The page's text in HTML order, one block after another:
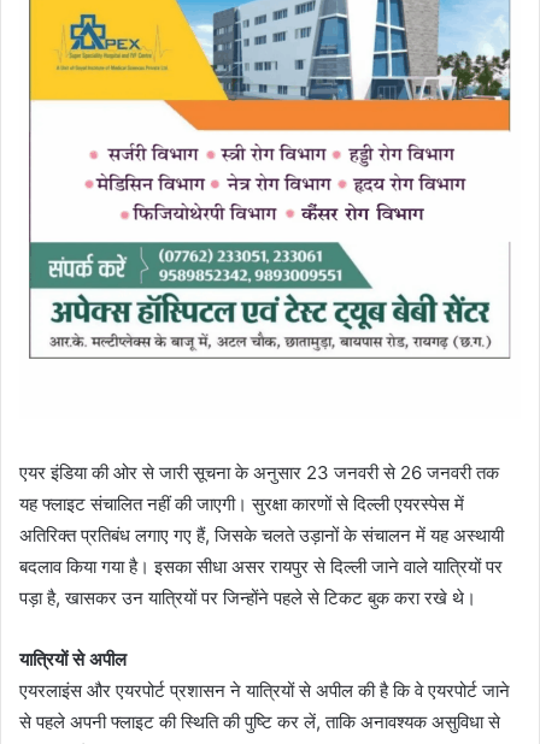
एयर इंडिया की ओर से जारी सूचना के अनुसार 23 जनवरी से 26 जनवरी तक
यह फ्लाइट संचालित नहीं की जाएगी। सुरक्षा कारणों से दिल्ली एयरस्पेस में
अतिरिक्त प्रतिबंध लगाए गए हैं, जिसके चलते उड़ानों के संचालन में यह अस्थायी
बदलाव किया गया है। इसका सीधा असर रायपुर से दिल्ली जाने वाले यात्रियों पर
पड़ा है, खासकर उन यात्रियों पर जिन्होंने पहले से टिकट बुक करा रखे थे।
यात्रियों से अपील
एयरलाइंस और एयरपोर्ट प्रशासन ने यात्रियों से अपील की है कि वे एयरपोर्ट जाने
से पहले अपनी फ्लाइट की स्थिति की पुष्टि कर लें, ताकि अनावश्यक असुविधा से